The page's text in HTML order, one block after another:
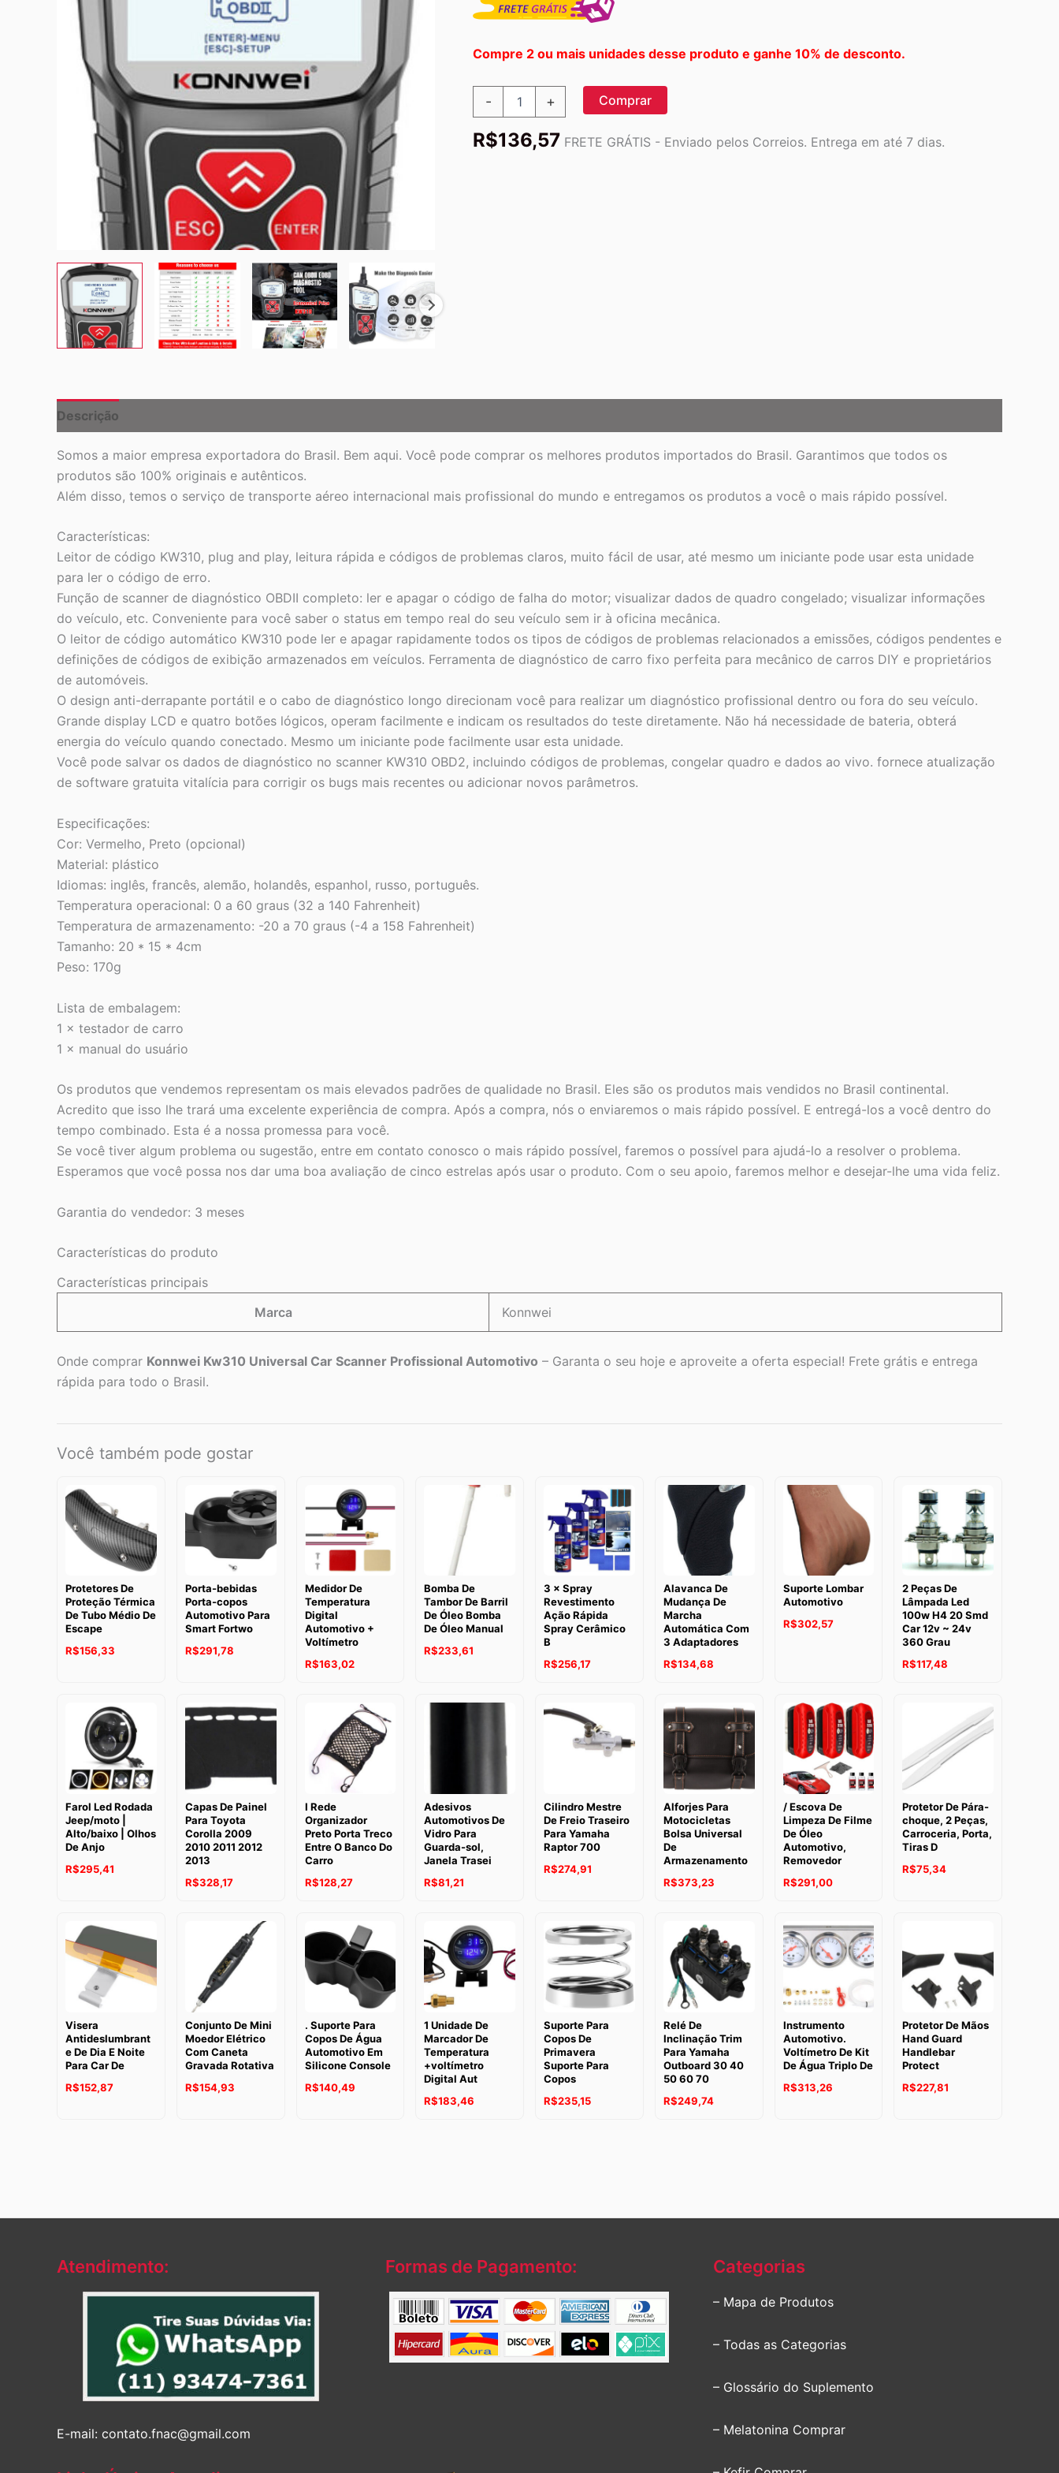
Compre 2 ou mais unidades desse produto e ganhe 10% de desconto.
-
Car
+ Comprar
R$136,57 FRETE GRÁTIS - Enviado pelos Correios. Entrega em até 7 dias.
Descrição
Somos a maior empresa exportadora do Brasil. Bem aqui. Você pode comprar os melhores produtos importados do Brasil. Garantimos que todos os
produtos são 100% originais e autênticos.
Além disso, temos o serviço de transporte aéreo internacional mais profissional do mundo e entregamos os produtos a você o mais rápido possível.
Características:
Leitor de código KW310, plug and play, leitura rápida e códigos de problemas claros, muito fácil de usar, até mesmo um iniciante pode usar esta unidade
para ler o código de erro.
Função de scanner de diagnóstico OBDII completo: ler e apagar o código de falha do motor; visualizar dados de quadro congelado; visualizar informações
do veículo, etc. Conveniente para você saber o status em tempo real do seu veículo sem ir à oficina mecânica.
O leitor de código automático KW310 pode ler e apagar rapidamente todos os tipos de códigos de problemas relacionados a emissões, códigos pendentes e
definições de códigos de exibição armazenados em veículos. Ferramenta de diagnóstico de carro fixo perfeita para mecânico de carros DIY e proprietários
de automóveis.
O design anti-derrapante portátil e o cabo de diagnóstico longo direcionam você para realizar um diagnóstico profissional dentro ou fora do seu veículo.
Grande display LCD e quatro botões lógicos, operam facilmente e indicam os resultados do teste diretamente. Não há necessidade de bateria, obterá
energia do veículo quando conectado. Mesmo um iniciante pode facilmente usar esta unidade.
Você pode salvar os dados de diagnóstico no scanner KW310 OBD2, incluindo códigos de problemas, congelar quadro e dados ao vivo. fornece atualização
de software gratuita vitalícia para corrigir os bugs mais recentes ou adicionar novos parâmetros.
Especificações:
Cor: Vermelho, Preto (opcional)
Material: plástico
Idiomas: inglês, francês, alemão, holandês, espanhol, russo, português.
Temperatura operacional: 0 a 60 graus (32 a 140 Fahrenheit)
Temperatura de armazenamento: -20 a 70 graus (-4 a 158 Fahrenheit)
Tamanho: 20 * 15 * 4cm
Peso: 170g
Lista de embalagem:
1 × testador de carro
1 × manual do usuário
Os produtos que vendemos representam os mais elevados padrões de qualidade no Brasil. Eles são os produtos mais vendidos no Brasil continental.
Acredito que isso lhe trará uma excelente experiência de compra. Após a compra, nós o enviaremos o mais rápido possível. E entregá-los a você dentro do
tempo combinado. Esta é a nossa promessa para você.
Se você tiver algum problema ou sugestão, entre em contato conosco o mais rápido possível, faremos o possível para ajudá-lo a resolver o problema.
Esperamos que você possa nos dar uma boa avaliação de cinco estrelas após usar o produto. Com o seu apoio, faremos melhor e desejar-lhe uma vida feliz.
Garantia do vendedor: 3 meses
Características do produto
Características principais
Marca
Konnwei
Onde comprar Konnwei Kw310 Universal Car Scanner Profissional Automotivo – Garanta o seu hoje e aproveite a oferta especial! Frete grátis e entrega
rápida para todo o Brasil.
Você também pode gostar
Protetores De
Proteção Térmica
De Tubo Médio De
Escape
R$156,33
Porta-bebidas
Porta-copos
Automotivo Para
Smart Fortwo
R$291,78
Medidor De
Temperatura
Digital
Automotivo +
Voltímetro
R$163,02
Bomba De
Tambor De Barril
De Óleo Bomba
De Óleo Manual
R$233,61
3 × Spray
Revestimento
Ação Rápida
Spray Cerâmico
B
R$256,17
Alavanca De
Mudança De
Marcha
Automática Com
3 Adaptadores
R$134,68
Suporte Lombar
Automotivo
R$302,57
2 Peças De
Lâmpada Led
100w H4 20 Smd
Car 12v ~ 24v
360 Grau
R$117,48
Farol Led Rodada
Jeep/moto |
Alto/baixo | Olhos
De Anjo
R$295,41
Capas De Painel
Para Toyota
Corolla 2009
2010 2011 2012
2013
R$328,17
I Rede
Organizador
Preto Porta Treco
Entre O Banco Do
Carro
R$128,27
Adesivos
Automotivos De
Vidro Para
Guarda-sol,
Janela Trasei
R$81,21
Cilindro Mestre
De Freio Traseiro
Para Yamaha
Raptor 700
R$274,91
Alforjes Para
Motocicletas
Bolsa Universal
De
Armazenamento
R$373,23
/ Escova De
Limpeza De Filme
De Óleo
Automotivo,
Removedor
R$291,00
Protetor De Pára-
choque, 2 Peças,
Carroceria, Porta,
Tiras D
R$75,34
Visera
Antideslumbrant
e De Dia E Noite
Para Car De
R$152,87
Conjunto De Mini
Moedor Elétrico
Com Caneta
Gravada Rotativa
R$154,93
. Suporte Para
Copos De Água
Automotivo Em
Silicone Console
R$140,49
1 Unidade De
Marcador De
Temperatura
+voltímetro
Digital Aut
R$183,46
Suporte Para
Copos De
Primavera
Suporte Para
Copos
R$235,15
Relé De
Inclinação Trim
Para Yamaha
Outboard 30 40
50 60 70
R$249,74
Instrumento
Automotivo.
Voltímetro De Kit
De Água Triplo De
R$313,26
Protetor De Mãos
Hand Guard
Handlebar
Protect
R$227,81
Atendimento:
E-mail: contato.fnac@gmail.com
Formas de Pagamento: Categorias
– Mapa de Produtos
– Todas as Categorias
– Glossário do Suplemento
– Melatonina Comprar